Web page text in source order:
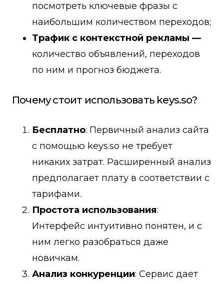
посмотреть ключевые фразы с
наибольшим количеством переходов;
Трафик с контекстной рекламы —
количество объявлений, переходов
по ним и прогноз бюджета.
Почему стоит использовать keys.so?
Бесплатно: Первичный анализ сайта
с помощью keys.so не требует
никаких затрат. Расширенный анализ
предполагает плату в соответствии с
тарифами.
Простота использования:
Интерфейс интуитивно понятен, и с
ним легко разобраться даже
новичкам.
Анализ конкуренции: Сервис дает